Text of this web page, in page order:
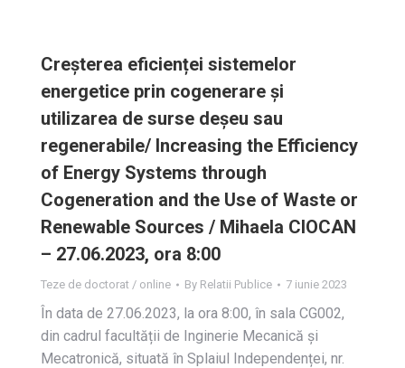
Creșterea eficienței sistemelor
energetice prin cogenerare și
utilizarea de surse deșeu sau
regenerabile/ Increasing the Efficiency
of Energy Systems through
Cogeneration and the Use of Waste or
Renewable Sources / Mihaela CIOCAN
– 27.06.2023, ora 8:00
Teze de doctorat / online By Relatii Publice 7 iunie 2023
În data de 27.06.2023, la ora 8:00, în sala CG002,
din cadrul facultății de Inginerie Mecanică și
Mecatronică, situată în Splaiul Independenței, nr.